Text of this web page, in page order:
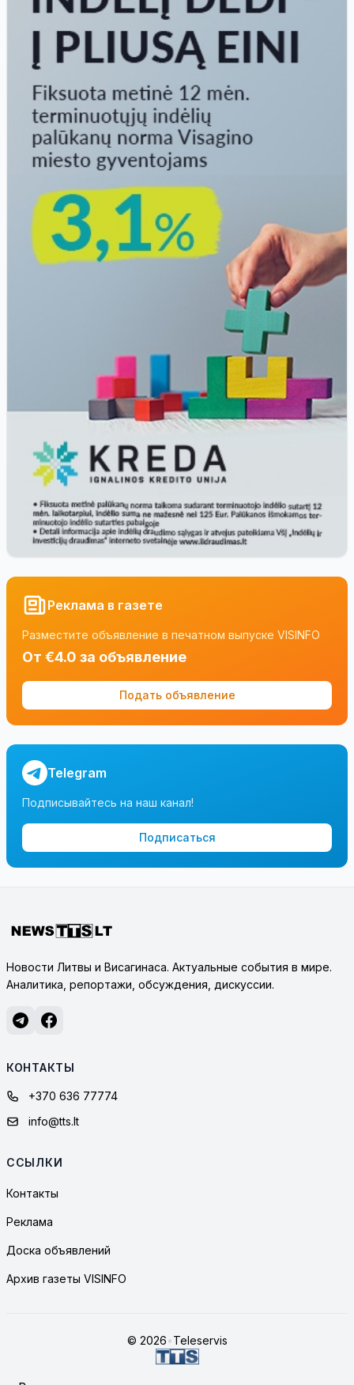
Реклама в газете
Разместите объявление в печатном выпуске VISINFO
От €4.0 за объявление
Подать объявление
Telegram
Подписывайтесь на наш канал!
Подписаться
Новости Литвы и Висагинаса. Актуальные события в мире.
Аналитика, репортажи, обсуждения, дискуссии.
КОНТАКТЫ
+370 636 77774
info@tts.lt
ССЫЛКИ
Контакты
Реклама
Доска объявлений
Архив газеты VISINFO
© 2026•Teleservis